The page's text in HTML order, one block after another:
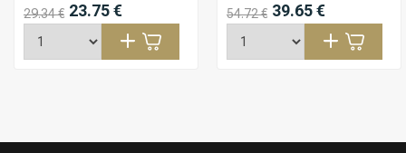
29.34 € 23.75 € 54.72 € 39.65 €